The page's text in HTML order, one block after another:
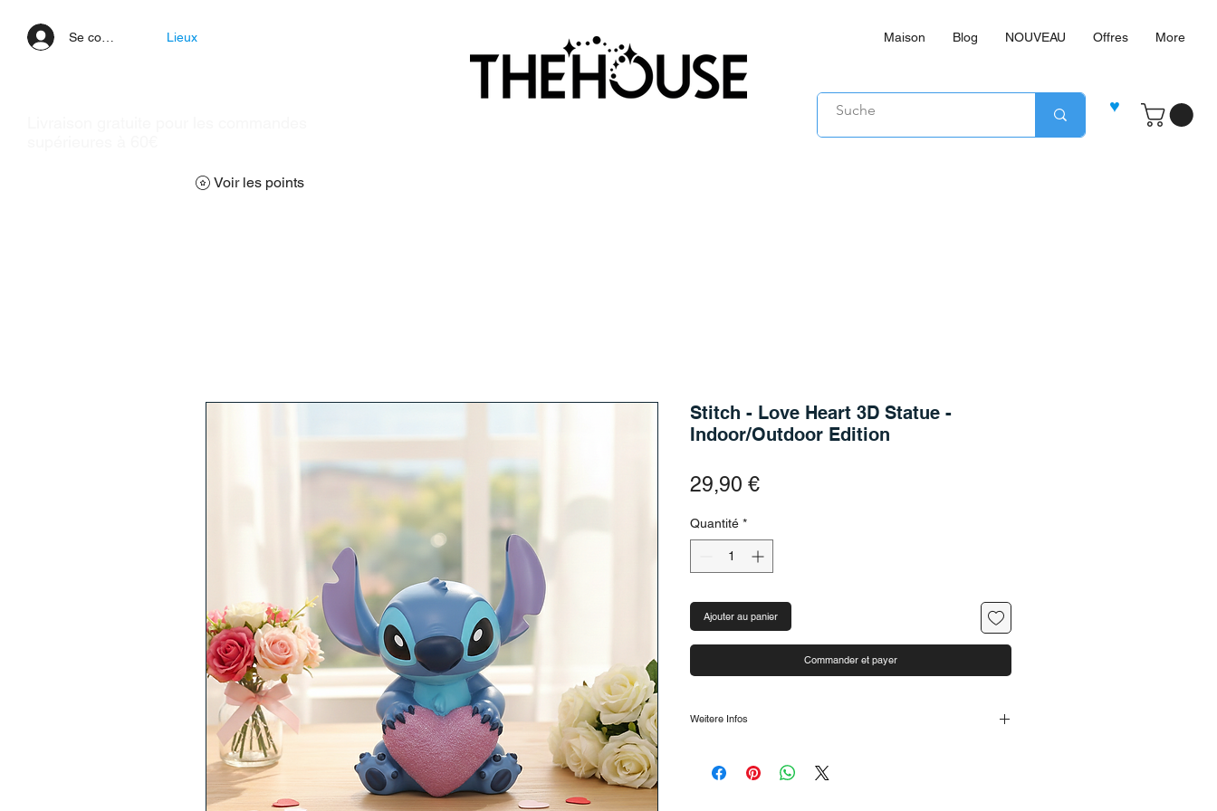
Se connecter Lieux
Voir les points
Maison Blog NOUVEAU Offres More
♥
Stitch - Love Heart 3D Statue -
Indoor/Outdoor Edition
29,90 €Prix
Quantité *
Ajouter au panier
Commander et payer
Weitere Infos